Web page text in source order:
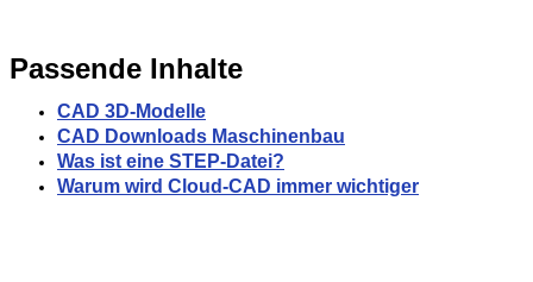
Passende Inhalte
CAD 3D-Modelle
CAD Downloads Maschinenbau
Was ist eine STEP-Datei?
Warum wird Cloud-CAD immer wichtiger